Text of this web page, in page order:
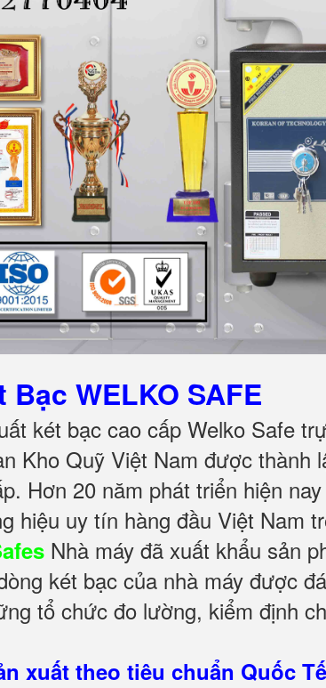
WELKO SAFE
két bạc cao cấp Welko Safe
Kho Quỹ Việt Nam được thành
Hơn 20 năm phát triển hiện nay
hiệu uy tín hàng đầu Việt Nam
Nhà máy đã xuất khẩu sản
két bạc của nhà máy được
tổ chức đo lường, kiểm định
xuất theo tiêu chuẩn Quốc